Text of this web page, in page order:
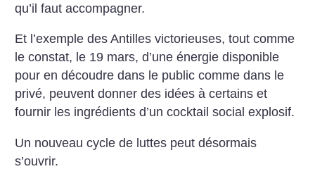
qu’il faut accompagner.
Et l’exemple des Antilles victorieuses, tout comme
le constat, le 19 mars, d’une énergie disponible
pour en découdre dans le public comme dans le
privé, peuvent donner des idées à certains et
fournir les ingrédients d’un cocktail social explosif.
Un nouveau cycle de luttes peut désormais
s’ouvrir.